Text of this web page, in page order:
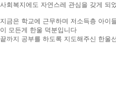
사회복지에도 자연스레 관심을 갖게 되
지금은 학교에 근무하며 저소득층 아이
이 모든게 한울 덕분입니다
끝까지 공부를 하도록 지도해주신 한울